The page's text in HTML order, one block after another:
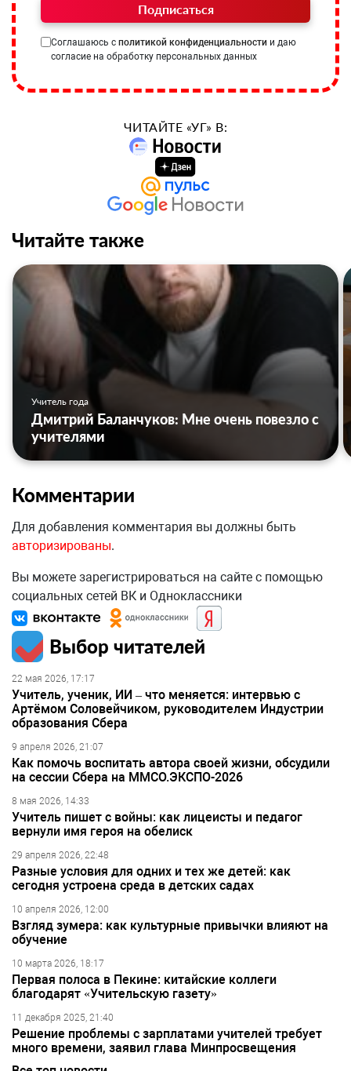
Подписаться
Соглашаюсь с политикой конфиденциальности и даю
согласие на обработку персональных данных
ЧИТАЙТЕ «УГ» В:
Читайте также
Учитель года
Дмитрий Баланчуков: Мне очень повезло с
учителями
Комментарии
Для добавления комментария вы должны быть
авторизированы.
Вы можете зарегистрироваться на сайте с помощью
социальных сетей ВК и Одноклассники
Выбор читателей
22 мая 2026, 17:17
Учитель, ученик, ИИ – что меняется: интервью с
Артёмом Соловейчиком, руководителем Индустрии
образования Сбера
9 апреля 2026, 21:07
Как помочь воспитать автора своей жизни, обсудили
на сессии Сбера на ММСО.ЭКСПО-2026
8 мая 2026, 14:33
Учитель пишет с войны: как лицеисты и педагог
вернули имя героя на обелиск
29 апреля 2026, 22:48
Разные условия для одних и тех же детей: как
сегодня устроена среда в детских садах
10 апреля 2026, 12:00
Взгляд зумера: как культурные привычки влияют на
обучение
10 марта 2026, 18:17
Первая полоса в Пекине: китайские коллеги
благодарят «Учительскую газету»
11 декабря 2025, 21:40
Решение проблемы с зарплатами учителей требует
много времени, заявил глава Минпросвещения